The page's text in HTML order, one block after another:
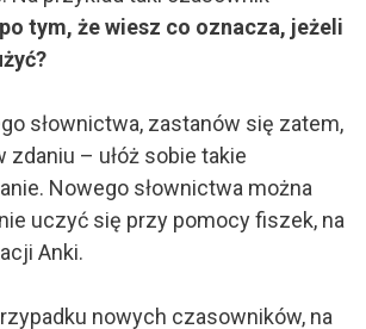
tym, że wiesz co oznacza, jeżeli
słownictwa, zastanów się zatem,
zdaniu – ułóż sobie takie
Nowego słownictwa można
uczyć się przy pomocy fiszek, na
Anki.
nowych czasowników, na